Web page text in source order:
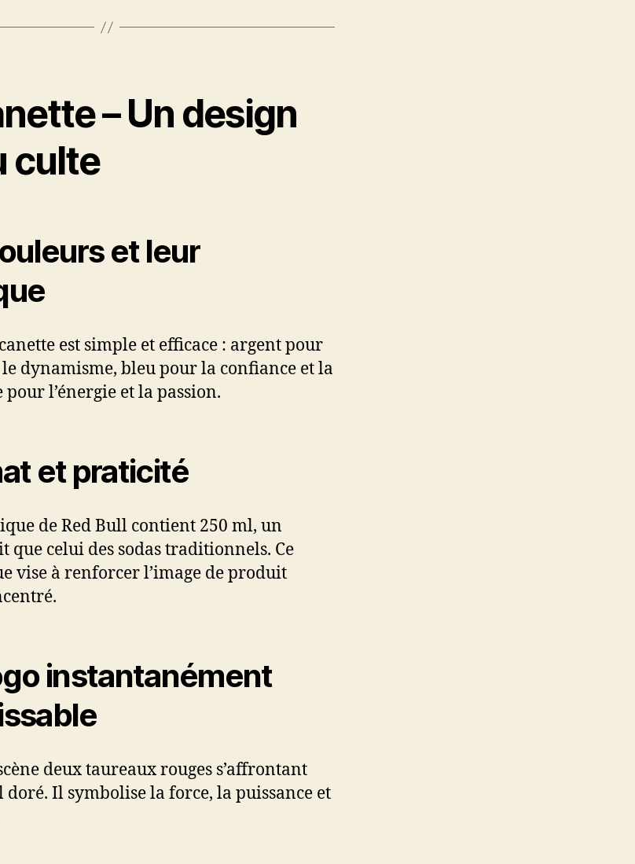
– Un design
culte
et leur
est simple et efficace : argent pour
dynamisme, bleu pour la confiance et la
l’énergie et la passion.
et praticité
de Red Bull contient 250 ml, un
que celui des sodas traditionnels. Ce
vise à renforcer l’image de produit
instantanément
deux taureaux rouges s’affrontant
Il symbolise la force, la puissance et